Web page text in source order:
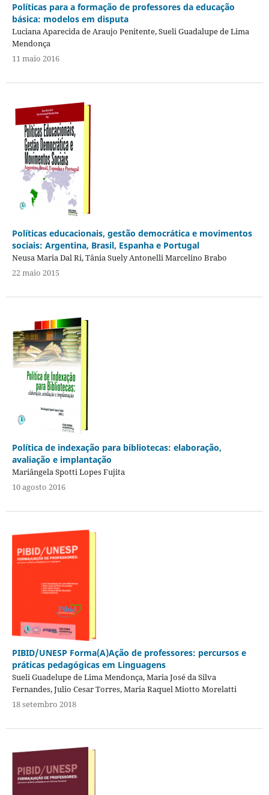
Políticas para a formação de professores da educação
básica: modelos em disputa
Luciana Aparecida de Araujo Penitente, Sueli Guadalupe de Lima
Mendonça
11 maio 2016
Políticas educacionais, gestão democrática e movimentos
sociais: Argentina, Brasil, Espanha e Portugal
Neusa Maria Dal Ri, Tânia Suely Antonelli Marcelino Brabo
22 maio 2015
Política de indexação para bibliotecas: elaboração,
avaliação e implantação
Mariângela Spotti Lopes Fujita
10 agosto 2016
PIBID/UNESP Forma(A)Ação de professores: percursos e
práticas pedagógicas em Linguagens
Sueli Guadelupe de Lima Mendonça, Maria José da Silva
Fernandes, Julio Cesar Torres, Maria Raquel Miotto Morelatti
18 setembro 2018